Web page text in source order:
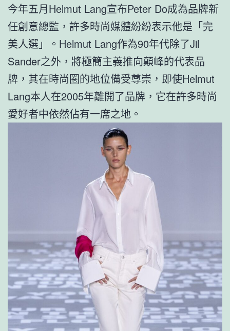
今年五月Helmut Lang宣布Peter Do成為品牌新
任創意總監，許多時尚媒體紛紛表示他是「完
美人選」。Helmut Lang作為90年代除了Jil
Sander之外，將極簡主義推向顛峰的代表品
牌，其在時尚圈的地位備受尊崇，即使Helmut
Lang本人在2005年離開了品牌，它在許多時尚
愛好者中依然佔有一席之地。